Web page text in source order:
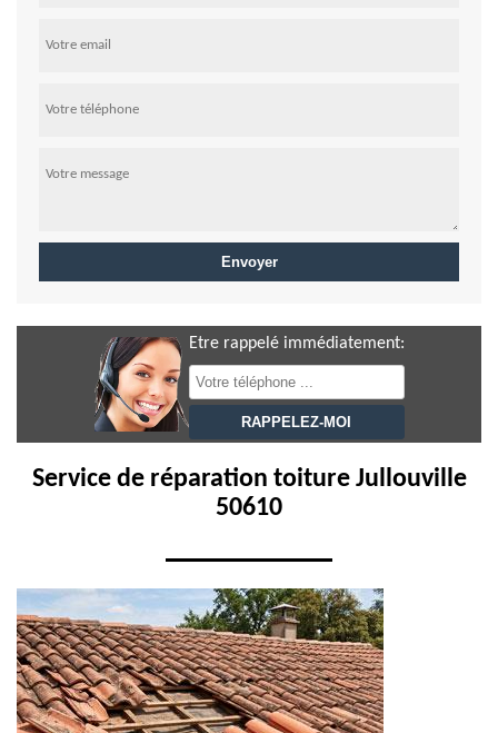
Etre rappelé immédiatement:
Service de réparation toiture Jullouville
50610